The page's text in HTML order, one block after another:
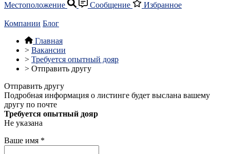
Местоположение
Сообщение Избранное
Компании Блог
Главная
> Вакансии
> Требуется опытный дояр
> Отправить другу
Отправить другу
Подробная информация о листинге будет выслана вашему
другу по почте
Требуется опытный дояр
Не указана
Ваше имя *